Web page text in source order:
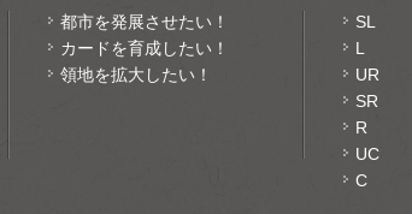
都市を発展させたい！
カードを育成したい！
領地を拡大したい！
SL
L
UR
SR
R
UC
C